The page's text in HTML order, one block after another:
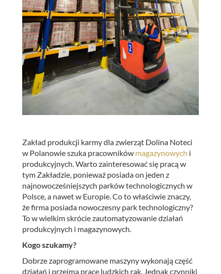
Zakład produkcji karmy dla zwierząt Dolina Noteci
w Polanowie szuka pracowników magazynowych i
produkcyjnych. Warto zainteresować się pracą w
tym Zakładzie, ponieważ posiada on jeden z
najnowocześniejszych parków technologicznych w
Polsce, a nawet w Europie. Co to właściwie znaczy,
że firma posiada nowoczesny park technologiczny?
To w wielkim skrócie zautomatyzowanie działań
produkcyjnych i magazynowych.
Kogo szukamy?
Dobrze zaprogramowane maszyny wykonają część
działań i przejmą pracę ludzkich rąk. Jednak czynniki